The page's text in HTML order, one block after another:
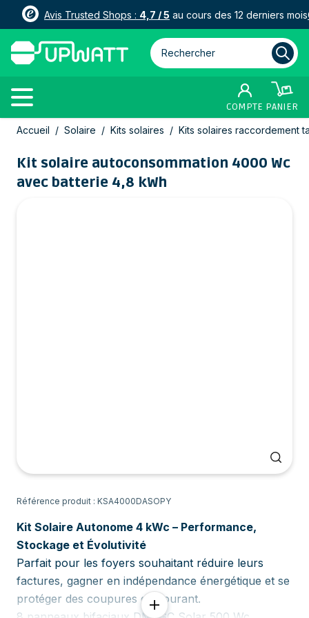
Avis Trusted Shops : 4,7 / 5 au cours des 12 derniers mois
Rechercher parmi plus de
COMPTE PANIER
Allez au contenu
Accueil / Solaire / Kits solaires / Kits solaires raccordement
Kit solaire autoconsommation 4000 Wc
avec batterie 4,8 kWh
Référence produit : KSA4000DASOPY
Kit Solaire Autonome 4 kWc – Performance,
Stockage et Évolutivité
Parfait pour les foyers souhaitant réduire leurs
factures, gagner en indépendance énergétique et se
protéger des coupures de courant.